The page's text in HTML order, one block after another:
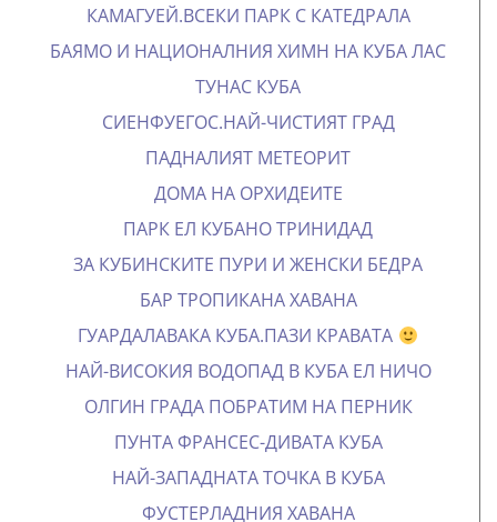
КАМАГУЕЙ.ВСЕКИ ПАРК С КАТЕДРАЛА
БАЯМО И НАЦИОНАЛНИЯ ХИМН НА КУБАЛАС
ТУНАС КУБА
СИЕНФУЕГОС.НАЙ-ЧИСТИЯТ ГРАД
ПАДНАЛИЯТ МЕТЕОРИТ
ДОМА НА ОРХИДЕИТЕ
ПАРК ЕЛ КУБАНО ТРИНИДАД
ЗА КУБИНСКИТЕ ПУРИ И ЖЕНСКИ БЕДРА
БАР ТРОПИКАНА ХАВАНА
ГУАРДАЛАВАКА КУБА.ПАЗИ КРАВАТА
НАЙ-ВИСОКИЯ ВОДОПАД В КУБА ЕЛ НИЧО
ОЛГИН ГРАДА ПОБРАТИМ НА ПЕРНИК
ПУНТА ФРАНСЕС-ДИВАТА КУБА
НАЙ-ЗАПАДНАТА ТОЧКА В КУБА
ФУСТЕРЛАДНИЯ ХАВАНА